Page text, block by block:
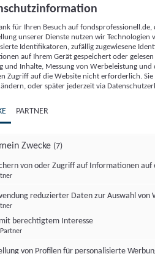
Messung von Werbeleistung
sowie Zielgruppenforschung.
Online-Kennungen (z. B. login-
Kennungen,
zusammen mit anderen
und Browserinformationen,
Technologien usw.) auf
von dort ausgelesen werden, um es
es eine App oder einer Webseite
oder mehrere der hier aufgeführten
für Ihren Besuch auf
unserer Dienste nutzen wir Technologien
Identifikatoren, zufällig zugewiesene
auf Ihrem Gerät gespeichert oder
und Inhalte, Messung von Werbeleistung
Zugriff auf die Website nicht erforderlich.
oder später jederzeit via
PARTNER
Zwecke (7)
von oder Zugriff auf Informationen auf
reduzierter Daten zur Auswahl von
berechtigtem Interesse
von Profilen für personalisierte